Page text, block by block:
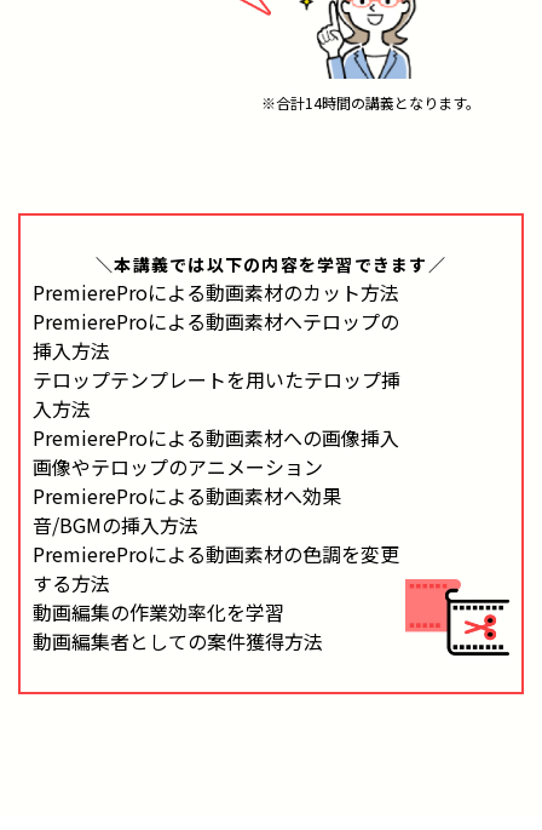
※合計14時間の講義となります。
＼本講義では以下の内容を学習できます／
PremiereProによる動画素材のカット方法
PremiereProによる動画素材へテロップの
挿入方法
テロップテンプレートを用いたテロップ挿
入方法
PremiereProによる動画素材への画像挿入
画像やテロップのアニメーション
PremiereProによる動画素材へ効果
音/BGMの挿入方法
PremiereProによる動画素材の色調を変更
する方法
動画編集の作業効率化を学習
動画編集者としての案件獲得方法